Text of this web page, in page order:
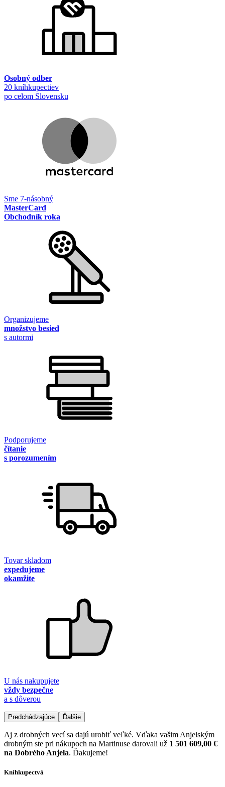
Osobný odber
20 kníhkupectiev
po celom Slovensku
Sme 7-násobný
MasterCard
Obchodník roka
Organizujeme
množstvo besied
s autormi
Podporujeme
čítanie
s porozumením
Tovar skladom
expedujeme
okamžite
U nás nakupujete
vždy bezpečne
a s dôverou
Predchádzajúce Ďalšie
Aj z drobných vecí sa dajú urobiť veľké. Vďaka vašim Anjelským
drobným ste pri nákupoch na Martinuse darovali už 1 501 609,00 €
na Dobrého Anjela. Ďakujeme!
Kníhkupectvá